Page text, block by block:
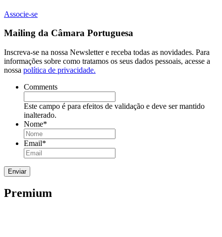
Associe-se
Mailing da Câmara Portuguesa
Inscreva-se na nossa Newsletter e receba todas as novidades. Para
informações sobre como tratamos os seus dados pessoais, acesse a
nossa política de privacidade.
Comments
Este campo é para efeitos de validação e deve ser mantido
inalterado.
Nome*
Email*
Premium